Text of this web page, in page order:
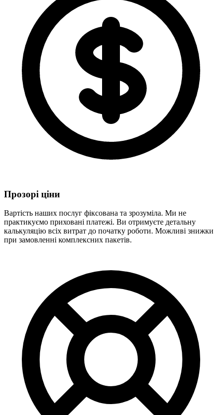
Прозорі ціни
Вартість наших послуг фіксована та зрозуміла. Ми не
практикуємо приховані платежі. Ви отримуєте детальну
калькуляцію всіх витрат до початку роботи. Можливі знижки
при замовленні комплексних пакетів.